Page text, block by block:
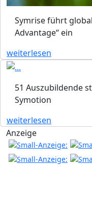
Symrise führt
Advantage“ ein
weiterlesen
51 Auszubildende
Symotion
weiterlesen
Anzeige